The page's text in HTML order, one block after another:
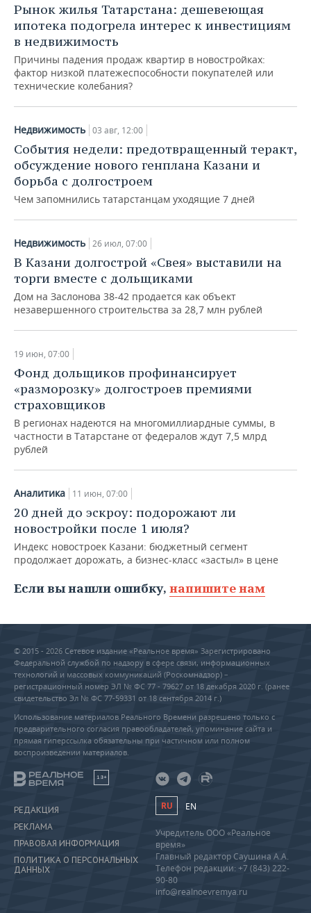
Рынок жилья Татарстана: дешевеющая
ипотека подогрела интерес к инвестициям
в недвижимость
Причины падения продаж квартир в новостройках:
фактор низкой платежеспособности покупателей или
технические колебания?
Недвижимость 03 авг, 12:00
События недели: предотвращенный теракт,
обсуждение нового генплана Казани и
борьба с долгостроем
Чем запомнились татарстанцам уходящие 7 дней
Недвижимость 26 июл, 07:00
В Казани долгострой «Свея» выставили на
торги вместе с дольщиками
Дом на Заслонова 38-42 продается как объект
незавершенного строительства за 28,7 млн рублей
19 июн, 07:00
Фонд дольщиков профинансирует
«разморозку» долгостроев премиями
страховщиков
В регионах надеются на многомиллиардные суммы, в
частности в Татарстане от федералов ждут 7,5 млрд
рублей
Аналитика 11 июн, 07:00
20 дней до эскроу: подорожают ли
новостройки после 1 июля?
Индекс новостроек Казани: бюджетный сегмент
продолжает дорожать, а бизнес-класс «застыл» в цене
Если вы нашли ошибку, напишите нам
© 2015 - 2026 Сетевое издание «Реальное время» Зарегистрировано
Федеральной службой по надзору в сфере связи, информационных
технологий и массовых коммуникаций (Роскомнадзор) –
регистрационный номер ЭЛ № ФС 77 - 79627 от 18 декабря 2020 г. (ранее
свидетельство Эл № ФС 77-59331 от 18 сентября 2014 г.)
Использование материалов Реального Времени разрешено только с
предварительного согласия правообладателей, упоминание сайта и
прямая гиперссылка обязательны при частичном или полном
воспроизведении материалов.
18+
РЕДАКЦИЯ
РЕКЛАМА
ПРАВОВАЯ ИНФОРМАЦИЯ
ПОЛИТИКА О ПЕРСОНАЛЬНЫХ
ДАННЫХ
RU EN
Учредитель ООО «Реальное
время»
Главный редактор Саушина А.А.
Телефон редакции: +7 (843) 222-
90-80
info@realnoevremya.ru